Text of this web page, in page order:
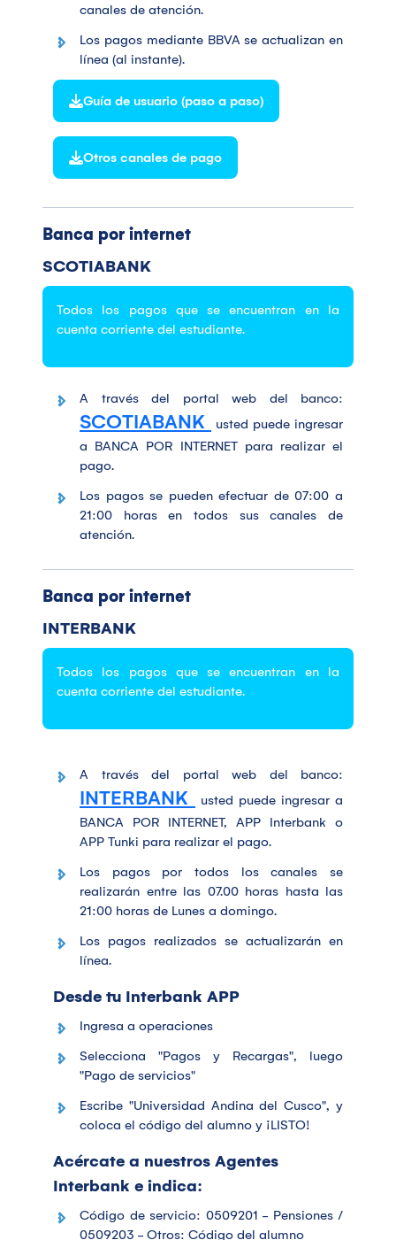
canales de atención.
Los pagos mediante BBVA se actualizan en
línea (al instante).
Guía de usuario (paso a paso)
Otros canales de pago
Banca por internet
SCOTIABANK
Todos los pagos que se encuentran en la
cuenta corriente del estudiante.
A través del portal web del banco:
SCOTIABANK
usted puede ingresar
a BANCA POR INTERNET para realizar el
pago.
Los pagos se pueden efectuar de 07:00 a
21:00 horas en todos sus canales de
atención.
Banca por internet
INTERBANK
Todos los pagos que se encuentran en la
cuenta corriente del estudiante.
A través del portal web del banco:
INTERBANK
usted puede ingresar a
BANCA POR INTERNET, APP Interbank o
APP Tunki para realizar el pago.
Los pagos por todos los canales se
realizarán entre las 07.00 horas hasta las
21:00 horas de Lunes a domingo.
Los pagos realizados se actualizarán en
línea.
Desde tu Interbank APP
Ingresa a operaciones
Selecciona "Pagos y Recargas", luego
"Pago de servicios"
Escribe "Universidad Andina del Cusco", y
coloca el código del alumno y ¡LISTO!
Acércate a nuestros Agentes
Interbank e indica:
Código de servicio: 0509201 - Pensiones /
0509203 - Otros: Código del alumno